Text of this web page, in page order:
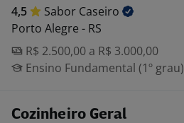
4,5 Sabor Caseiro
Porto Alegre - RS
R$ 2.500,00 a R$ 3.000,00
Ensino Fundamental (1º grau)
Cozinheiro Geral